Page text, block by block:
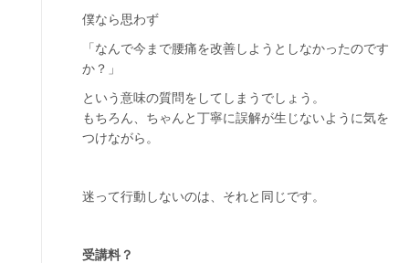
僕なら思わず
「なんで今まで腰痛を改善しようとしなかったのです
か？」
という意味の質問をしてしまうでしょう。
もちろん、ちゃんと丁寧に誤解が生じないように気を
つけながら。
迷って行動しないのは、それと同じです。
受講料？